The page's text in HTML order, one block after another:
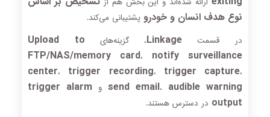
نوع هدف انسان و خودرو پشتیبانی می‌کند.
در قسمتLinkage، گزینه‌های Upload to
FTP/NAS/memory card، notify surveillance
center، trigger recording، trigger capture،
send email، audible warning وtrigger alarm
output در دسترس هستند.